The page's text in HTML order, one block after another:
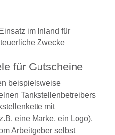
im Inland für
Zwecke
für Gutscheine
beispielsweise
Tankstellenbetreibers
mit
eine Marke, ein Logo).
Arbeitgeber selbst